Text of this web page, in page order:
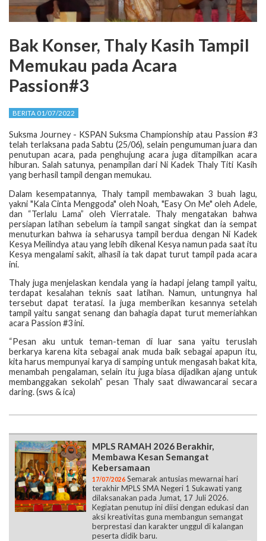
Bak Konser, Thaly Kasih Tampil
Memukau pada Acara
Passion#3
BERITA 01/07/2022
Suksma Journey - KSPAN Suksma Championship atau Passion #3
telah terlaksana pada Sabtu (25/06), selain pengumuman juara dan
penutupan acara, pada penghujung acara juga ditampilkan acara
hiburan. Salah satunya, penampilan dari Ni Kadek Thaly Titi Kasih
yang berhasil tampil dengan memukau.
Dalam kesempatannya, Thaly tampil membawakan 3 buah lagu,
yakni "Kala Cinta Menggoda" oleh Noah, "Easy On Me" oleh Adele,
dan “Terlalu Lama” oleh Vierratale. Thaly mengatakan bahwa
persiapan latihan sebelum ia tampil sangat singkat dan ia sempat
menuturkan bahwa ia seharusya tampil berdua dengan Ni Kadek
Kesya Meilindya atau yang lebih dikenal Kesya namun pada saat itu
Kesya mengalami sakit, alhasil ia tak dapat turut tampil pada acara
ini.
Thaly juga menjelaskan kendala yang ia hadapi jelang tampil yaitu,
terdapat kesalahan teknis saat latihan. Namun, untungnya hal
tersebut dapat teratasi. Ia juga memberikan kesannya setelah
tampil yaitu sangat senang dan bahagia dapat turut memeriahkan
acara Passion #3 ini.
“Pesan aku untuk teman-teman di luar sana yaitu teruslah
berkarya karena kita sebagai anak muda baik sebagai apapun itu,
kita harus mempunyai karya di samping untuk mengasah bakat kita,
menambah pengalaman, selain itu juga biasa dijadikan ajang untuk
membanggakan sekolah” pesan Thaly saat diwawancarai secara
daring. (sws & ica)
MPLS RAMAH 2026 Berakhir,
Membawa Kesan Semangat
Kebersamaan
17/07/2026 Semarak antusias mewarnai hari
terakhir MPLS SMA Negeri 1 Sukawati yang
dilaksanakan pada Jumat, 17 Juli 2026.
Kegiatan penutup ini diisi dengan edukasi dan
aksi kreativitas guna membangun semangat
berprestasi dan karakter unggul di kalangan
peserta didik baru.